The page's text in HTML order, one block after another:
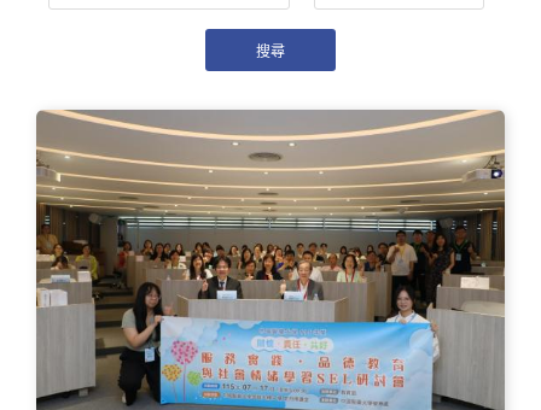
Open submenu (服務智庫)
服務智庫